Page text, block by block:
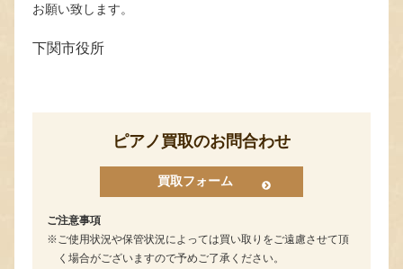
お願い致します。
下関市役所
ピアノ買取のお問合わせ
買取フォーム
ご注意事項
ご使用状況や保管状況によっては買い取りをご遠慮させて頂
く場合がございますので予めご了承ください。